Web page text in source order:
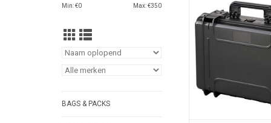
Min: €0 Max: €350
BAGS & PACKS
Max® Cases,
polypropyleen
lichtgewicht en
TOEVOEGEN AAN